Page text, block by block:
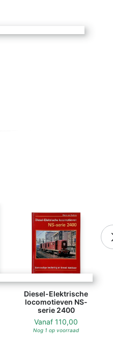
Diesel-Elektrische
locomotieven NS-
serie 2400
Vanaf 110,00
Nog 1 op voorraad